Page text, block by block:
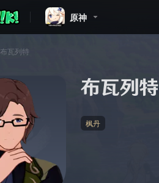
原神
布瓦列特
布瓦列特
枫丹